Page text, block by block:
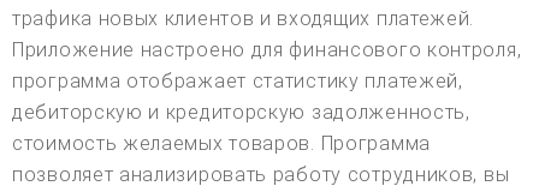
трафика новых клиентов и входящих платежей.
Приложение настроено для финансового контроля,
программа отображает статистику платежей,
дебиторскую и кредиторскую задолженность,
стоимость желаемых товаров. Программа
позволяет анализировать работу сотрудников, вы